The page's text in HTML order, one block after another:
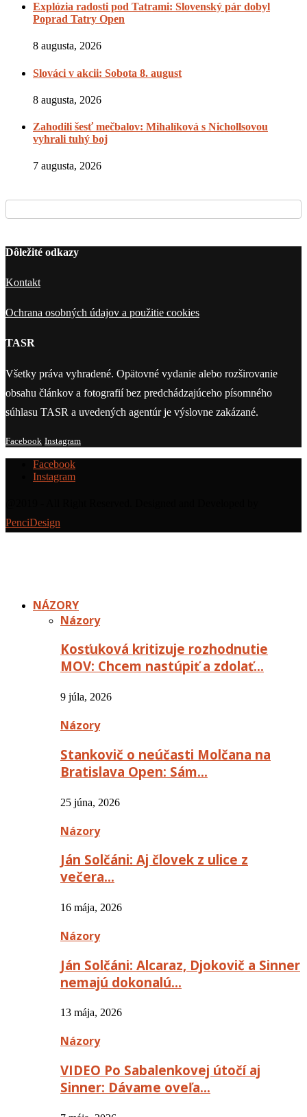
Explózia radosti pod Tatrami: Slovenský pár dobyl
Poprad Tatry Open
8 augusta, 2026
Slováci v akcii: Sobota 8. august
8 augusta, 2026
Zahodili šesť mečbalov: Mihalíková s Nichollsovou
vyhrali tuhý boj
7 augusta, 2026
Dôležité odkazy
Kontakt
Ochrana osobných údajov a použitie cookies
TASR
Všetky práva vyhradené. Opätovné vydanie alebo rozširovanie
obsahu článkov a fotografií bez predchádzajúceho písomného
súhlasu TASR a uvedených agentúr je výslovne zakázané.
Facebook Instagram
Facebook
Instagram
PenciDesign
NÁZORY
Názory
Kosťuková kritizuje rozhodnutie
MOV: Chcem nastúpiť a zdolať…
9 júla, 2026
Názory
Stankovič o neúčasti Molčana na
Bratislava Open: Sám…
25 júna, 2026
Názory
Ján Solčáni: Aj človek z ulice z
večera…
16 mája, 2026
Názory
Ján Solčáni: Alcaraz, Djokovič a Sinner
nemajú dokonalú…
13 mája, 2026
Názory
VIDEO Po Sabalenkovej útočí aj
Sinner: Dávame oveľa…